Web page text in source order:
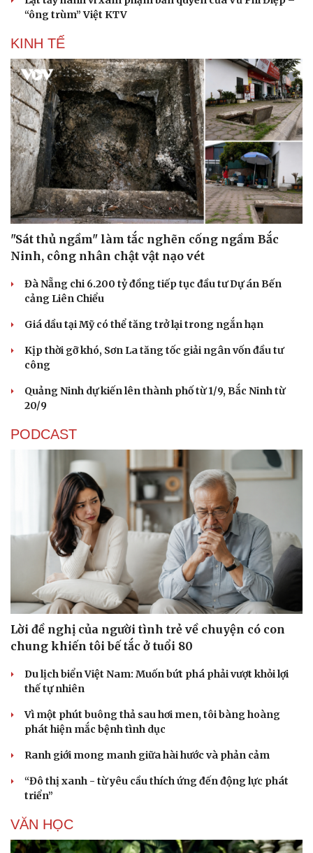
“ông trùm” Việt KTV
KINH TẾ
"Sát thủ ngầm" làm tắc nghẽn cống ngầm Bắc
Ninh, công nhân chật vật nạo vét
Đà Nẵng chi 6.200 tỷ đồng tiếp tục đầu tư Dự án Bến
cảng Liên Chiểu
Giá dầu tại Mỹ có thể tăng trở lại trong ngắn hạn
Kịp thời gỡ khó, Sơn La tăng tốc giải ngân vốn đầu tư
công
Quảng Ninh dự kiến lên thành phố từ 1/9, Bắc Ninh từ
20/9
PODCAST
Lời đề nghị của người tình trẻ về chuyện có con
chung khiến tôi bế tắc ở tuổi 80
Du lịch biển Việt Nam: Muốn bứt phá phải vượt khỏi lợi
thế tự nhiên
Vì một phút buông thả sau hơi men, tôi bàng hoàng
phát hiện mắc bệnh tình dục
Ranh giới mong manh giữa hài hước và phản cảm
“Đô thị xanh - từ yêu cầu thích ứng đến động lực phát
triển”
VĂN HỌC